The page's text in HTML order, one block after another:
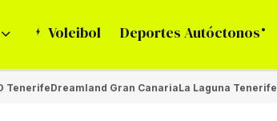
Voleibol Deportes Autóctonos
TenerifeDreamland Gran CanariaLa Laguna Tenerife